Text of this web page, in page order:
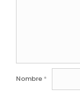
Nombre *